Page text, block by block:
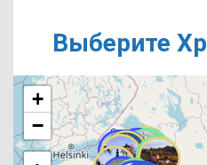
Выберите
+
−